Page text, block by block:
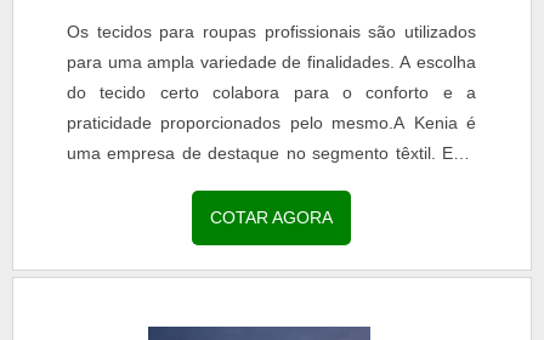
Os tecidos para roupas profissionais são utilizados
para uma ampla variedade de finalidades. A escolha
do tecido certo colabora para o conforto e a
praticidade proporcionados pelo mesmo.A Kenia é
uma empresa de destaque no segmento têxtil. Está
COTAR AGORA